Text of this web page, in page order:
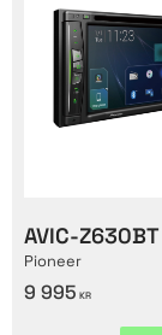
AVIC-Z630BT
Pioneer
9 995 KR